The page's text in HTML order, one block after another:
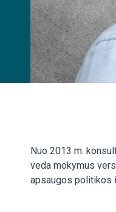
Nuo 2013 m.
veda mokymus
apsaugos politikos